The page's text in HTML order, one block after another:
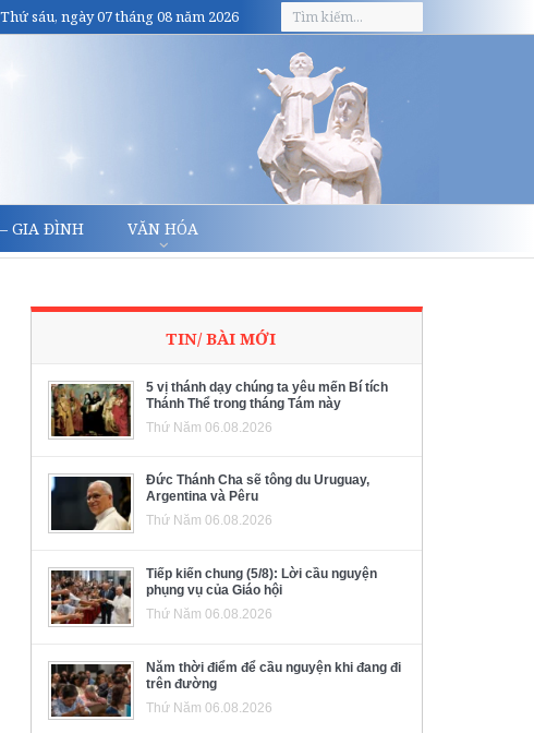
Thứ sáu, ngày 07 tháng 08 năm 2026
GIA ĐÌNH VĂN HÓA
TIN/ BÀI MỚI
5 vị thánh dạy chúng ta yêu mến Bí tích
Thánh Thể trong tháng Tám này
Thứ Năm 06.08.2026
Đức Thánh Cha sẽ tông du Uruguay,
Argentina và Pêru
Thứ Năm 06.08.2026
Tiếp kiến chung (5/8): Lời cầu nguyện
phụng vụ của Giáo hội
Thứ Năm 06.08.2026
Năm thời điểm để cầu nguyện khi đang đi
trên đường
Thứ Năm 06.08.2026